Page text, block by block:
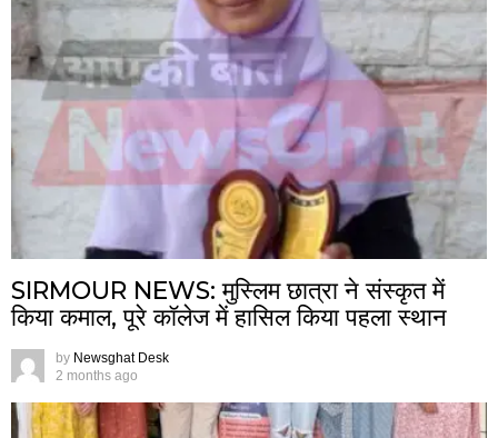
SIRMOUR NEWS: मुस्लिम छात्रा ने संस्कृत में
किया कमाल, पूरे कॉलेज में हासिल किया पहला स्थान
by Newsghat Desk
2 months ago